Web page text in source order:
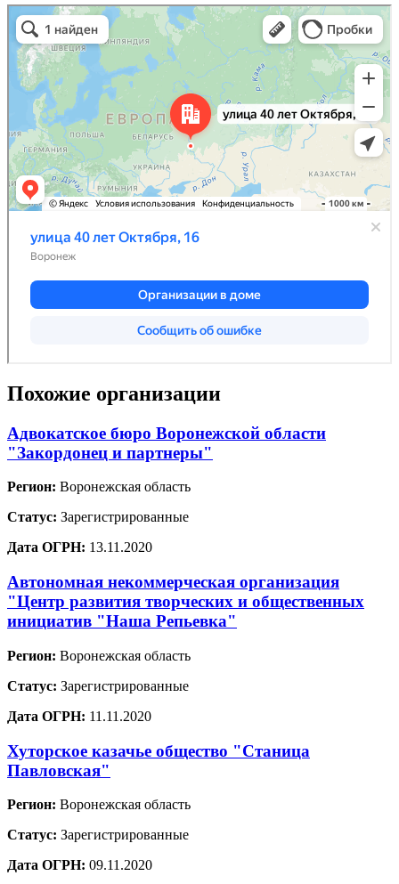
Похожие организации
Адвокатское бюро Воронежской области
"Закордонец и партнеры"
Регион: Воронежская область
Статус: Зарегистрированные
Дата ОГРН: 13.11.2020
Автономная некоммерческая организация
"Центр развития творческих и общественных
инициатив "Наша Репьевка"
Регион: Воронежская область
Статус: Зарегистрированные
Дата ОГРН: 11.11.2020
Хуторское казачье общество "Станица
Павловская"
Регион: Воронежская область
Статус: Зарегистрированные
Дата ОГРН: 09.11.2020